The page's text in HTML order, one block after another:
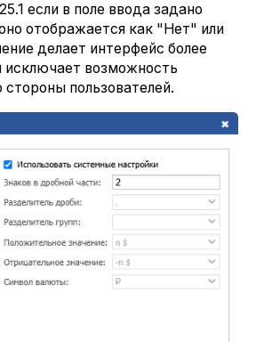
если в поле ввода задано
отображается как "Нет" или
делает интерфейс более
возможность
пользователей.